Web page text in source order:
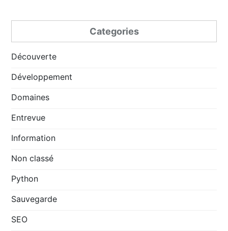
Categories
Découverte
Développement
Domaines
Entrevue
Information
Non classé
Python
Sauvegarde
SEO